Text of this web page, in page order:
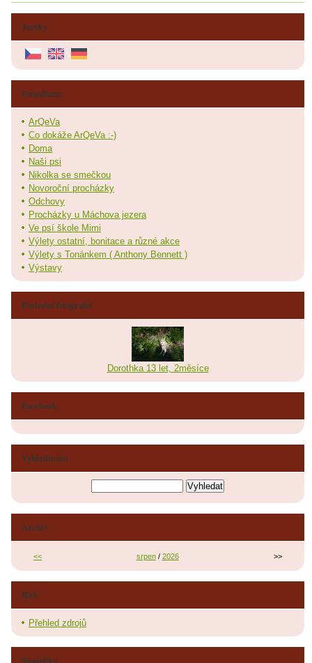
Jazyky
Fotoalbum
ArQeVa
Co dokáže ArQeVa :-)
Doma
Naši psi
Nikolka se smečkou
Novoroční procházky
Odchovy
Procházky u Máchova jezera
Ve psí škole Mimi
Výlety ostatní, bonitace a různé akce
Výlety s Tonánkem ( Anthony Bennett )
Výstavy
Poslední fotografie
Dorothka 13 let, 2měsíce
Facebook
Vyhledávání
Archiv
<< srpen/ 2026 >>
RSS
Přehled zdrojů
Statistiky